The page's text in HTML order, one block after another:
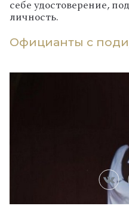
себе удостоверение,
личность.
Официанты с